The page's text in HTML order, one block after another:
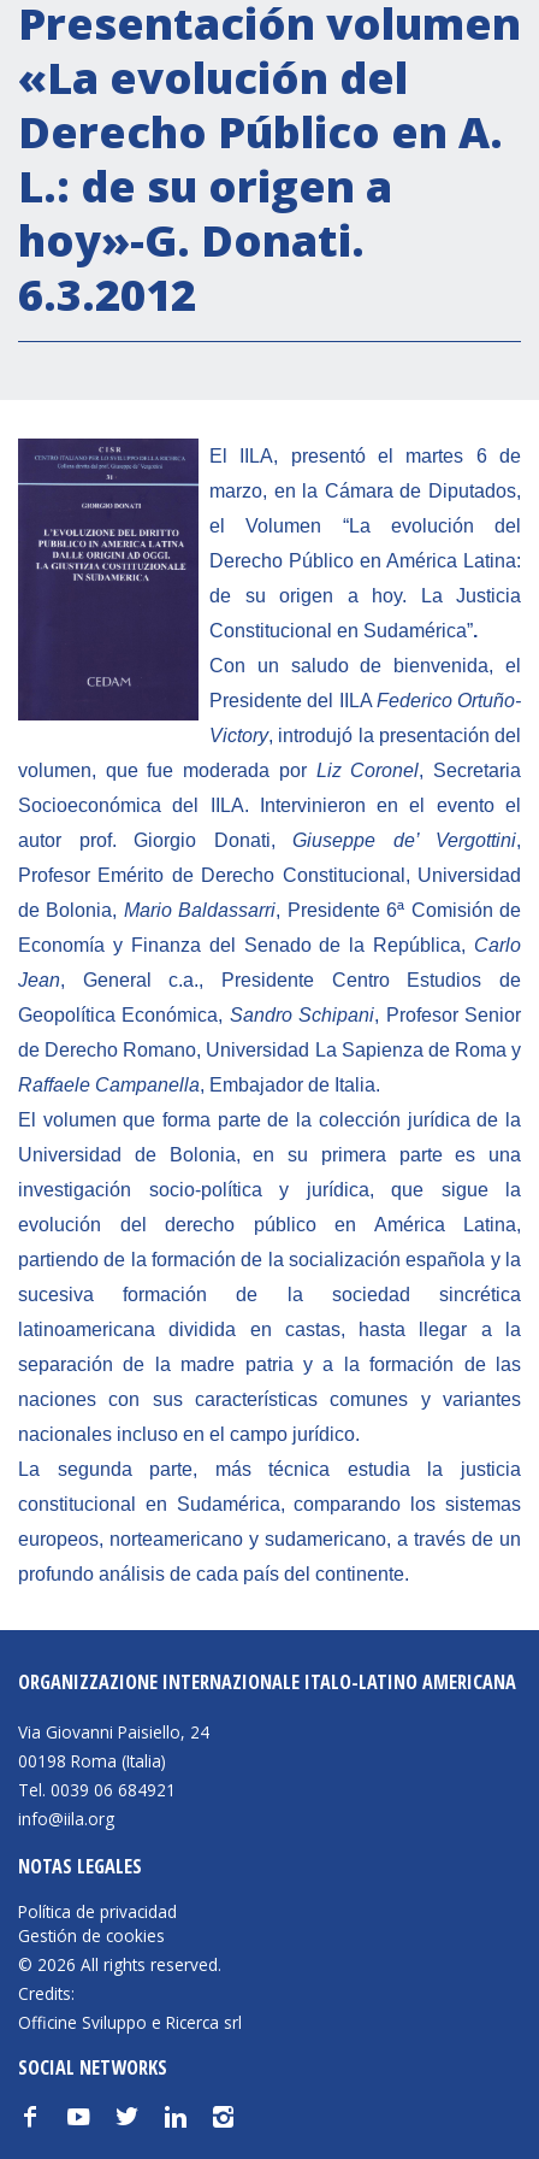
Secretaría Cultural
Secretaría Socioeconómica
Secretaría Técnico-científica
Forum Pymes
Conferencia Italia- América Latina y el Caribe
Red para la promoción de la igualdad de
género
COOPERACIÓN
Patrimonio cultural
Empoderamiento socio-económico
Justicia y Seguridad
EL PAcCTO
COPOLAD III
AL-INVEST Verde
Fotos
Vídeos
Audios
BIBLIOTECA
Biblioteca
OPORTUNIDADES
Convocatorias
Becas
Alta Formación
Para las empresas
Registro de proveedores
NEWSLETTER
Presentación volumen
«La evolución del
Derecho Público en A.
L.: de su origen a
hoy»-G. Donati.
6.3.2012
El IILA, presentó el martes 6 de
marzo, en la Cámara de Diputados,
el Volumen “La evolución del
Derecho Público en América Latina:
de su origen a hoy. La Justicia
Constitucional en Sudamérica”.
Con un saludo de
bienvenida, e
Presidente del IILA Federico Ortuño-
Victory, introdujó la presentación del
volumen, que fue moderada por Liz Coronel, Secretaria
Socioeconómica del IILA. Intervinieron en el evento el
autor prof. Giorgio Donati, Giuseppe de’ Vergottini,
Profesor Emérito de Derecho Constitucional, Universidad
de Bolonia, Mario Baldassarri, Presidente 6ª Comisión de
Economía y Finanza del Senado de la República, Carlo
Jean, General c.a., Presidente Centro Estudios de
Geopolítica Económica, Sandro Schipani, Profesor Senior
de Derecho Romano, Universidad La Sapienza de Roma y
Raffaele Campanella, Embajador de Italia.
El volumen que forma parte de la colección jurídica de la
Universidad de Bolonia, en su primera parte es una
investigación socio-política y jurídica, que sigue la
evolución del derecho público en América Latina,
partiendo de la formación de la socialización española y la
sucesiva formación de la sociedad sincrética
latinoamericana dividida en castas, hasta llegar a la
separación de la madre patria y a la formación de las
naciones con sus características comunes y variantes
nacionales incluso en el campo jurídico.
La segunda parte, más técnica estudia la justicia
constitucional en Sudamérica, comparando los sistemas
europeos, norteamericano y sudamericano, a través de un
profundo análisis de cada país del continente.
ORGANIZZAZIONE INTERNAZIONALE ITALO-LATINO AMERICANA
Via Giovanni Paisiello, 24
00198 Roma (Italia)
Tel. 0039 06 684921
info@iila.org
NOTAS LEGALES
Política de privacidad
Gestión de cookies
© 2026 All rights reserved.
Credits:
Officine Sviluppo e Ricerca srl
SOCIAL NETWORKS
f y t n i